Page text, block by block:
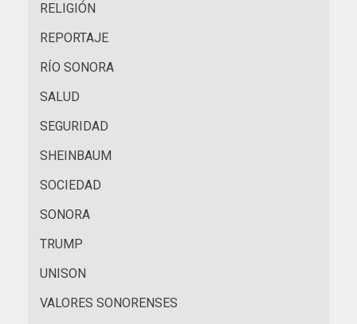
RELIGIÓN
REPORTAJE
RÍO SONORA
SALUD
SEGURIDAD
SHEINBAUM
SOCIEDAD
SONORA
TRUMP
UNISON
VALORES SONORENSES